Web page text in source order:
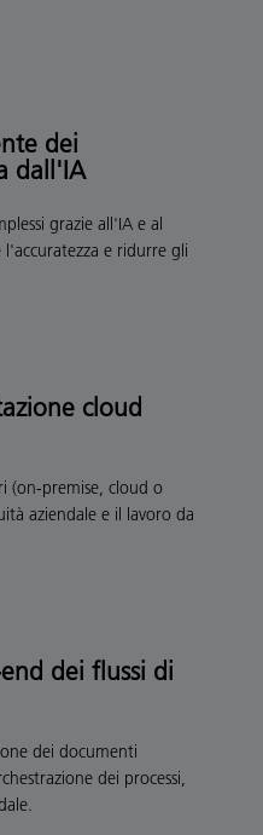
dei
dall'IA
grazie all'IA e al
e ridurre gli
cloud
(on-premise, cloud o
aziendale e il lavoro da
dei flussi di
dei documenti
dei processi,